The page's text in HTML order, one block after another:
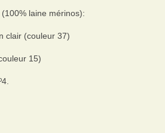
laine mérinos):
clair (couleur 37)
15)